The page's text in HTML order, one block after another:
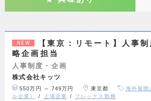
NEW
【東京：リモート】人事
略企画担当
人事制度・企画
株式会社キッツ
550万円 ～ 749万円 東京都
海外展開
ル企業）
上場企業 フレックス勤務